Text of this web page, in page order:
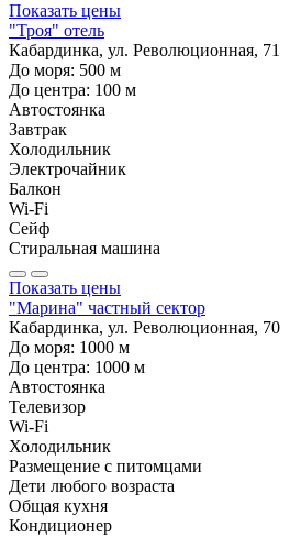
Показать цены
"Троя" отель
Кабардинка, ул. Революционная, 71
До моря: 500 м
До центра: 100 м
Автостоянка
Завтрак
Холодильник
Электрочайник
Балкон
Wi-Fi
Сейф
Стиральная машина
Показать цены
"Марина" частный сектор
Кабардинка, ул. Революционная, 70
До моря: 1000 м
До центра: 1000 м
Автостоянка
Телевизор
Wi-Fi
Холодильник
Размещение с питомцами
Дети любого возраста
Общая кухня
Кондиционер